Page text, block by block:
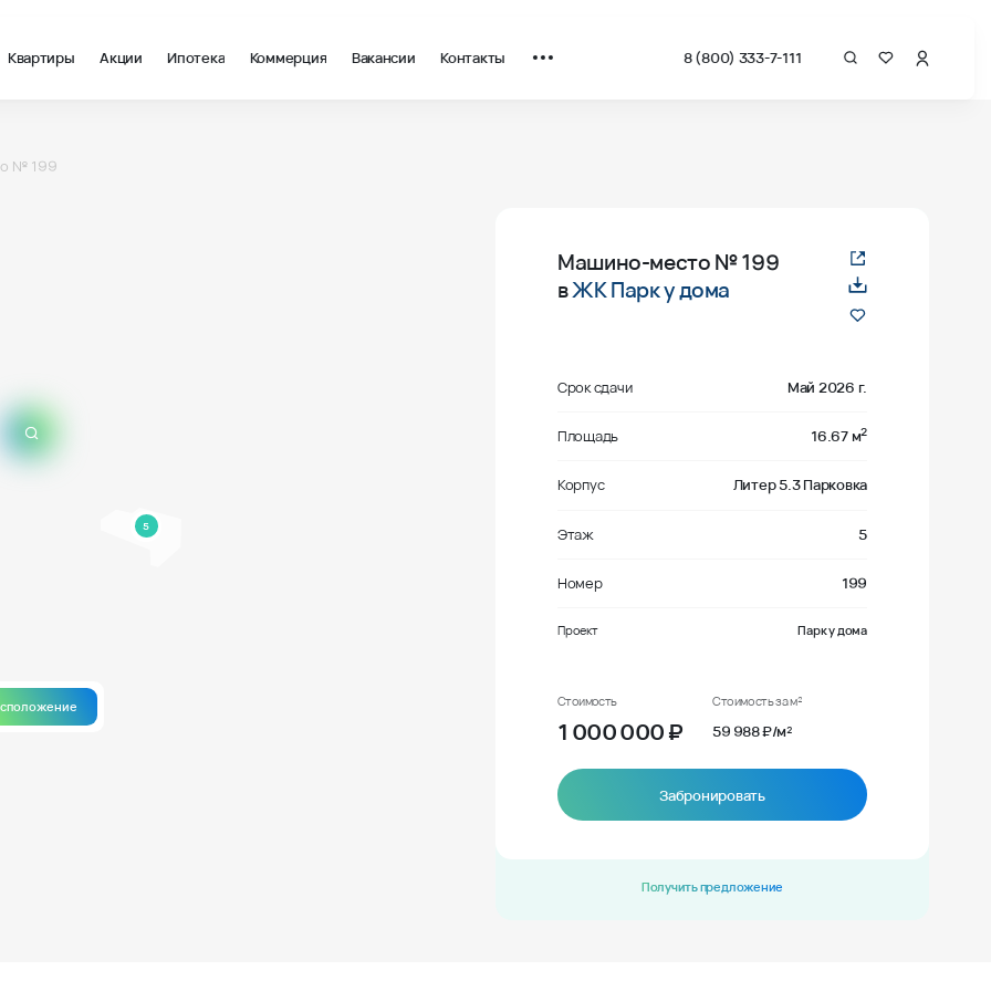
Квартиры Акции Ипотека Коммерция Вакансии Контакты 8 (800) 333-7-111
№ 199
5
Машино-место№ 199
вЖК Парк у дома
Срок сдачи Май 2026 г.
Площадь 16.67 м2
Корпус Литер 5.3 Парковка
Этаж 5
Номер 199
Проект Парк у дома
Стоимость
1 000 000₽
Стоимость за м²
59 988 ₽/м²
Забронировать
Получить предложение